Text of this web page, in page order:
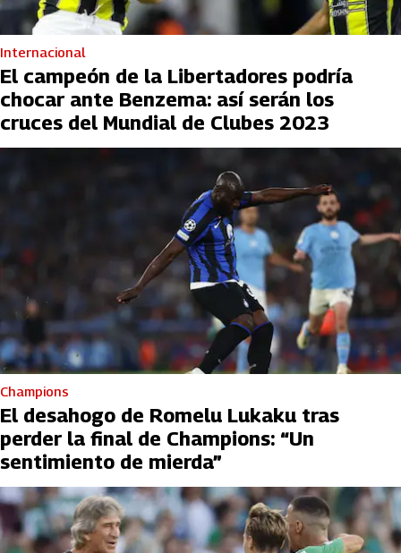
Internacional
El campeón de la Libertadores podría
chocar ante Benzema: así serán los
cruces del Mundial de Clubes 2023
Champions
El desahogo de Romelu Lukaku tras
perder la final de Champions: “Un
sentimiento de mierda”